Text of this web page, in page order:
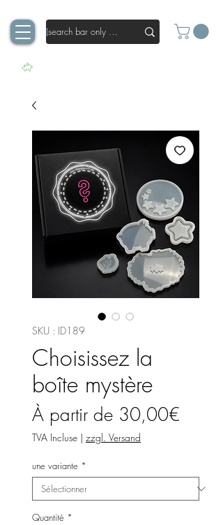
SKU : ID189
Choisissez la
boîte mystère
À partir de 30,00€
TVA Incluse | zzgl. Versand
une variante *
Quantité *